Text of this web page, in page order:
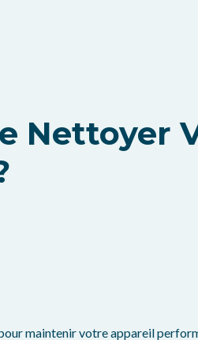
Nettoyer
maintenir votre appareil